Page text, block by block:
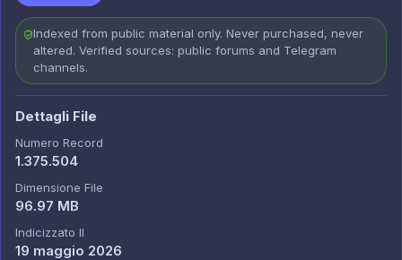
Indexed from public material only. Never purchased, never
altered. Verified sources: public forums and Telegram
channels.
Dettagli File
Numero Record
1.375.504
Dimensione File
96.97 MB
Indicizzato Il
19 maggio 2026